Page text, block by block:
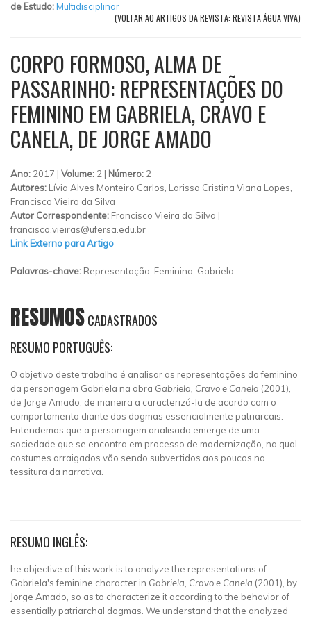
de Estudo:Multidisciplinar
(VOLTAR AO ARTIGOS DA REVISTA: REVISTA ÁGUA VIVA)
CORPO FORMOSO, ALMA DE
PASSARINHO: REPRESENTAÇÕES DO
FEMININO EM GABRIELA, CRAVO E
CANELA, DE JORGE AMADO
Ano: 2017 | Volume: 2 | Número: 2
Autores: Lívia Alves Monteiro Carlos, Larissa Cristina Viana Lopes,
Francisco Vieira da Silva
Autor Correspondente: Francisco Vieira da Silva |
francisco.vieiras@ufersa.edu.br
Link Externo para Artigo
Palavras-chave: Representação, Feminino, Gabriela
RESUMOSCADASTRADOS
RESUMO PORTUGUÊS:
O objetivo deste trabalho é analisar as representações do feminino
da personagem Gabriela na obra Gabriela, Cravo e Canela (2001),
de Jorge Amado, de maneira a caracterizá-la de acordo com o
comportamento diante dos dogmas essencialmente patriarcais.
Entendemos que a personagem analisada emerge de uma
sociedade que se encontra em processo de modernização, na qual
costumes arraigados vão sendo subvertidos aos poucos na
tessitura da narrativa.
RESUMO INGLÊS:
he objective of this work is to analyze the representations of
Gabriela's feminine character in Gabriela, Cravo e Canela (2001), by
Jorge Amado, so as to characterize it according to the behavior of
essentially patriarchal dogmas. We understand that the analyzed